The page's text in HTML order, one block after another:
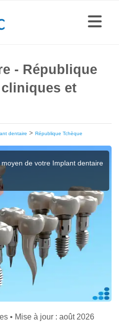
- République
et
dentaire > République Tchèque
de votre Implant dentaire
• Mise à jour : août 2026